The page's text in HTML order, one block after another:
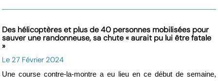
Des hélicoptères et plus de 40 personnes mobilisées pour
sauver une randonneuse, sa chute « aurait pu lui être fatale
»
Le 27 Février 2024
Une course contre-la-montre a eu lieu en ce début de semaine,